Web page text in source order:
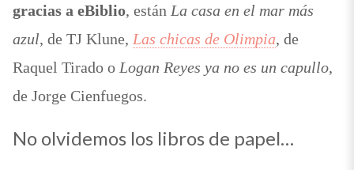
gracias a eBiblio, están La casa en el mar más
azul, de TJ Klune, Las chicas de Olimpia, de
Raquel Tirado o Logan Reyes ya no es un capullo,
de Jorge Cienfuegos.
No olvidemos los libros de papel…